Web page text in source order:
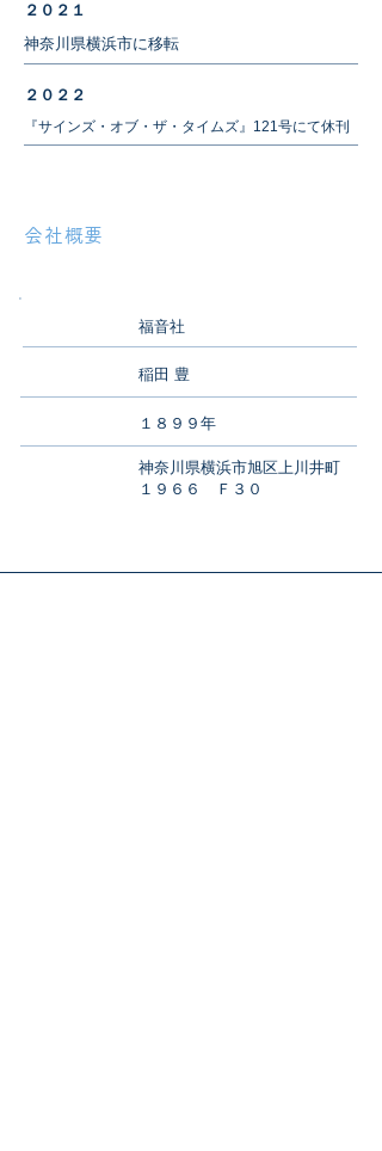
​２０２１
神奈川県横浜市に移転
​２０２２
『サインズ・オブ・ザ・タイムズ』121号にて休刊
会社概要
福音社
稲田 豊
１８９９年
神奈川県横浜市旭区上川井町
１９６６ Ｆ３０